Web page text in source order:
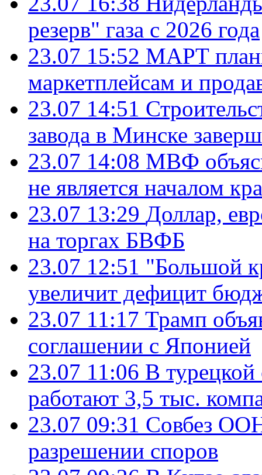
резерв" газа с 2026 года
23.07 15:52 МАРТ
маркетплейсам и
23.07 14:51
завода в Минске
23.07 14:08 МВФ
не является началом
23.07 13:29 Доллар,
на торгах БВФБ
23.07 12:51 "Большой
увеличит дефицит
23.07 11:17 Трамп
соглашении с Японией
23.07 11:06 В
работают 3,5 тыс.
23.07 09:31 Совбез
разрешении споров